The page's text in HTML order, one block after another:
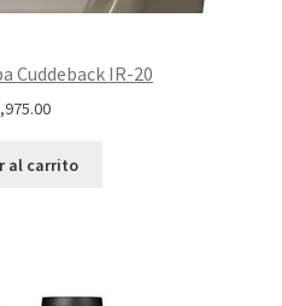
Cuddeback IR-20
al carrito